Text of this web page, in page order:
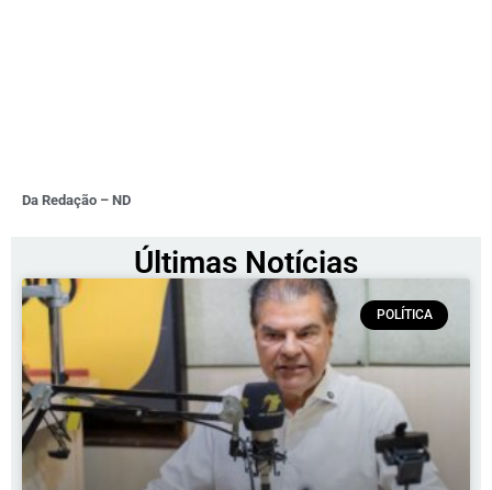
Da Redação – ND
Últimas Notícias
POLÍTICA